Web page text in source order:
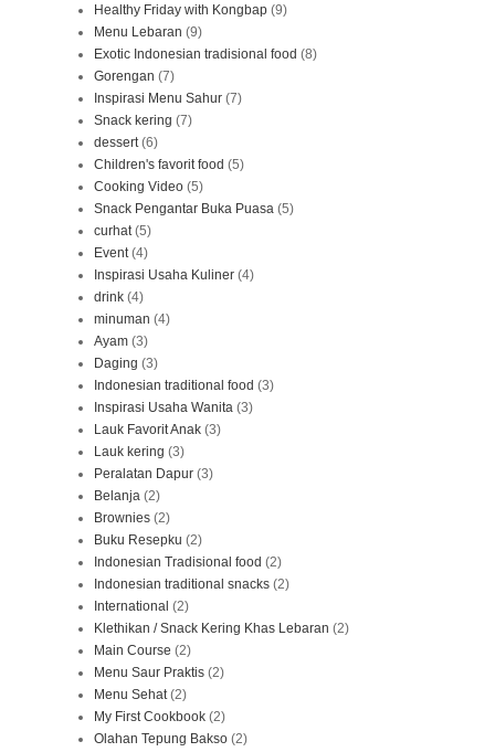
Healthy Friday with Kongbap (9)
Menu Lebaran (9)
Exotic Indonesian tradisional food (8)
Gorengan (7)
Inspirasi Menu Sahur (7)
Snack kering (7)
dessert (6)
Children's favorit food (5)
Cooking Video (5)
Snack Pengantar Buka Puasa (5)
curhat (5)
Event (4)
Inspirasi Usaha Kuliner (4)
drink (4)
minuman (4)
Ayam (3)
Daging (3)
Indonesian traditional food (3)
Inspirasi Usaha Wanita (3)
Lauk Favorit Anak (3)
Lauk kering (3)
Peralatan Dapur (3)
Belanja (2)
Brownies (2)
Buku Resepku (2)
Indonesian Tradisional food (2)
Indonesian traditional snacks (2)
International (2)
Klethikan / Snack Kering Khas Lebaran (2)
Main Course (2)
Menu Saur Praktis (2)
Menu Sehat (2)
My First Cookbook (2)
Olahan Tepung Bakso (2)